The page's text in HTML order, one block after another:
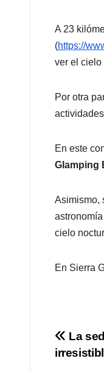
A 23
(https://
ver el cielo
Por otra
En este
Glamping
Asimismo,
cielo
En Sierra
La